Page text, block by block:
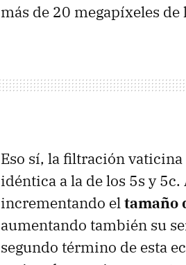
más de 20 megapíxeles
Eso sí, la filtración
idéntica a la de los 5s y
incrementando eltamaño
aumentando también su
segundo término de esta